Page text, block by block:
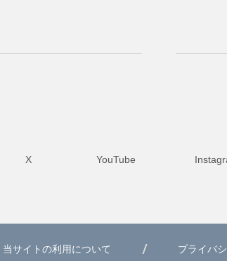
X YouTube
当サイトの利用について プライバ